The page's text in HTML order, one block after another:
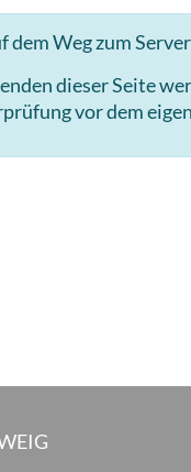
dem Weg zum
dieser Seite
vor dem